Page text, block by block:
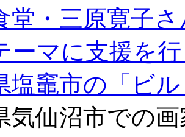
堂・三原寛子
ーマに支援を
塩竈市の「ビ
気仙沼市での